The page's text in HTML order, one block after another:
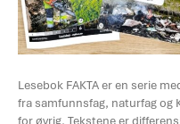
Lesebok FAKTA er en serie
fra samfunnsfag, naturfag og
for øvrig. Tekstene er